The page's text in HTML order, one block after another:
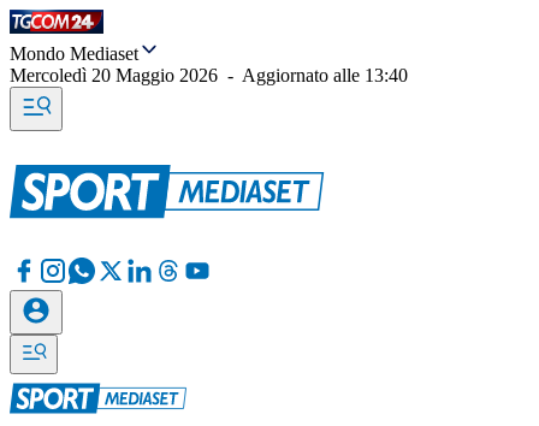
Mondo Mediaset
Mercoledì 20 Maggio 2026 - Aggiornato alle 13:40